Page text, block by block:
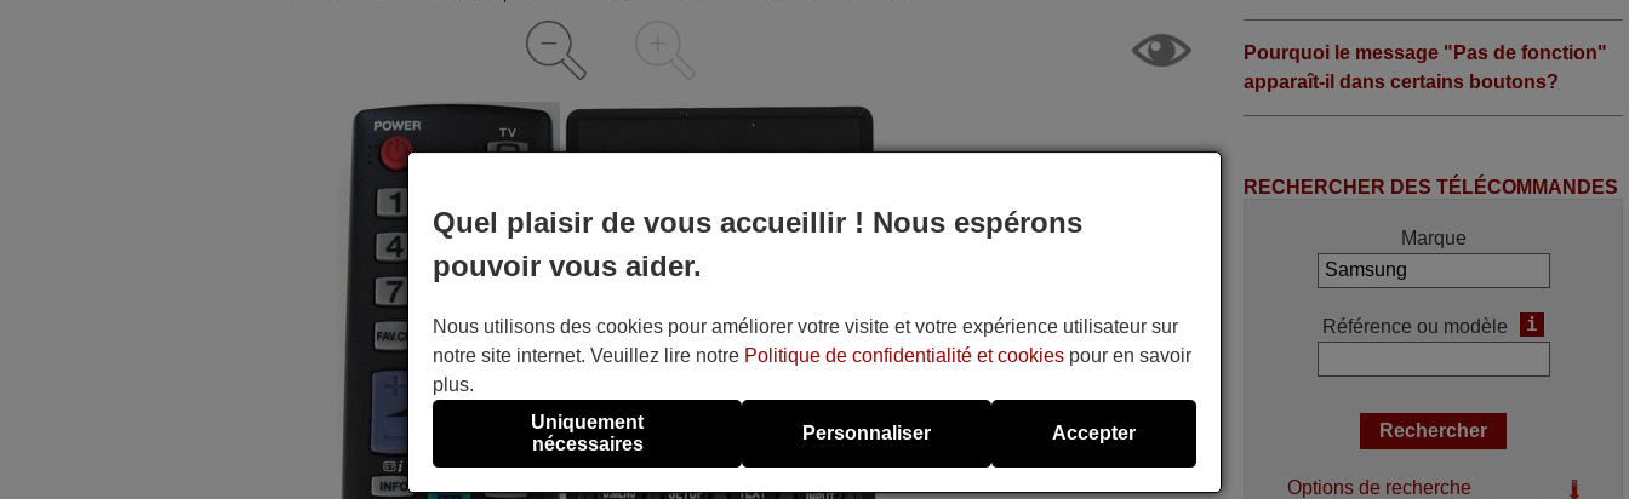
Pourquoi le message "Pas de fonction"
apparaît-il dans certains boutons?
RECHERCHER DES TÉLÉCOMMANDES
Marque
Référence ou modèle i
Options de recherche
Quel plaisir de vous accueillir ! Nous espérons
pouvoir vous aider.
Nous utilisons des cookies pour améliorer votre visite et votre expérience utilisateur sur
notre site internet. Veuillez lire notre Politique de confidentialité et cookies pour en savoir
plus.
Uniquement
nécessaires
Personnaliser Accepter